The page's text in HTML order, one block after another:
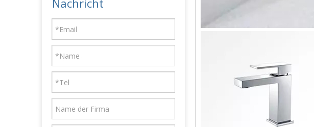
Nachricht